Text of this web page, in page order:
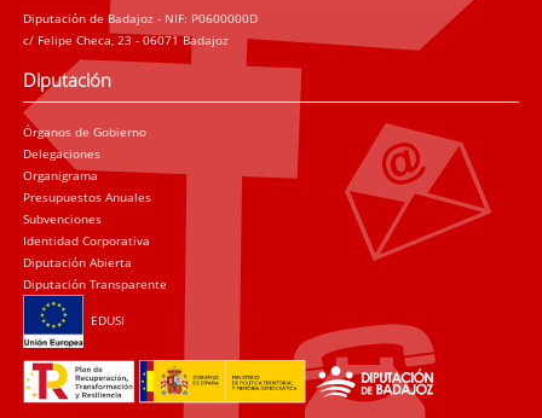
Diputación de Badajoz - NIF: P0600000D
c/ Felipe Checa, 23 - 06071 Badajoz
Diputación
Órganos de Gobierno
Delegaciones
Organigrama
Presupuestos Anuales
Subvenciones
Identidad Corporativa
Diputación Abierta
Diputación Transparente
EDUSI